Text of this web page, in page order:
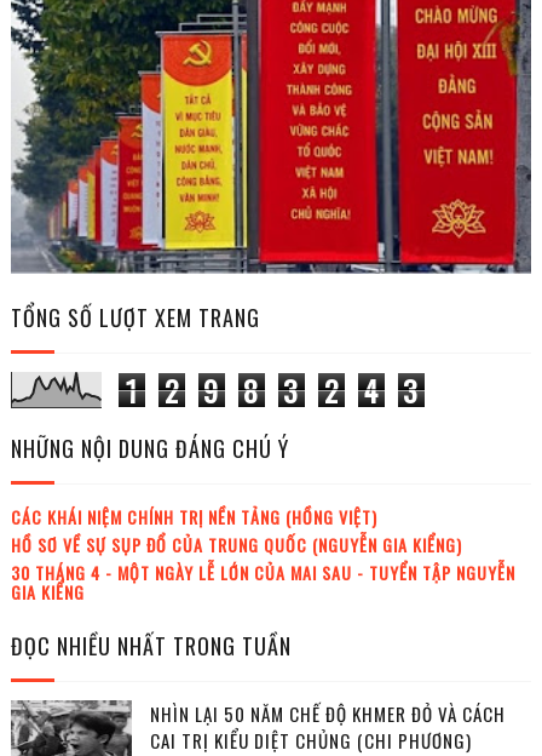
TỔNG SỐ LƯỢT XEM TRANG
1 2 9 8 3 2 4 3
NHỮNG NỘI DUNG ĐÁNG CHÚ Ý
CÁC KHÁI NIỆM CHÍNH TRỊ NỀN TẢNG (HỒNG VIỆT)
HỒ SƠ VỀ SỰ SỤP ĐỔ CỦA TRUNG QUỐC (NGUYỄN GIA KIỂNG)
30 THÁNG 4 - MỘT NGÀY LỄ LỚN CỦA MAI SAU - TUYỂN TẬP NGUYỄN
GIA KIỂNG
ĐỌC NHIỀU NHẤT TRONG TUẦN
NHÌN LẠI 50 NĂM CHẾ ĐỘ KHMER ĐỎ VÀ CÁCH
CAI TRỊ KIỂU DIỆT CHỦNG (CHI PHƯƠNG)